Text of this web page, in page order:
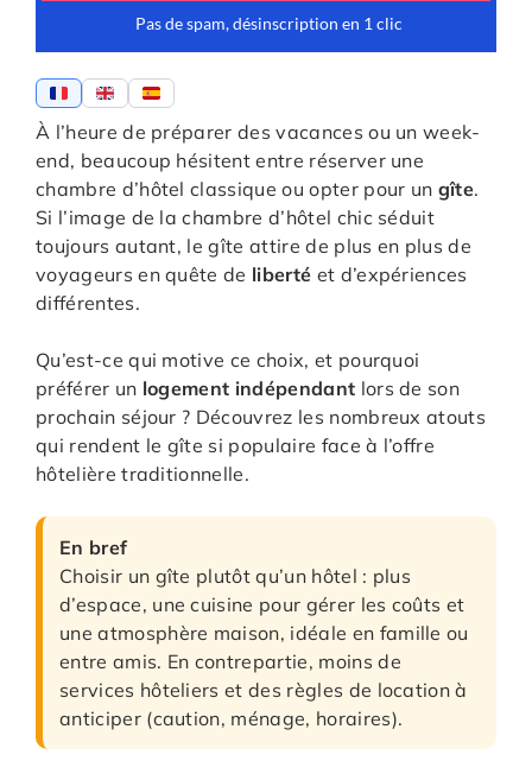
À l’heure de préparer des vacances ou un week-
end, beaucoup hésitent entre réserver une
chambre d’hôtel classique ou opter pour un gîte.
Si l’image de la chambre d’hôtel chic séduit
toujours autant, le gîte attire de plus en plus de
voyageurs en quête de liberté et d’expériences
différentes.
Qu’est-ce qui motive ce choix, et pourquoi
préférer un logement indépendant lors de son
prochain séjour ? Découvrez les nombreux atouts
qui rendent le gîte si populaire face à l’offre
hôtelière traditionnelle.
En bref
Choisir un gîte plutôt qu’un hôtel : plus
d’espace, une cuisine pour gérer les coûts et
une atmosphère maison, idéale en famille ou
entre amis. En contrepartie, moins de
services hôteliers et des règles de location à
anticiper (caution, ménage, horaires).